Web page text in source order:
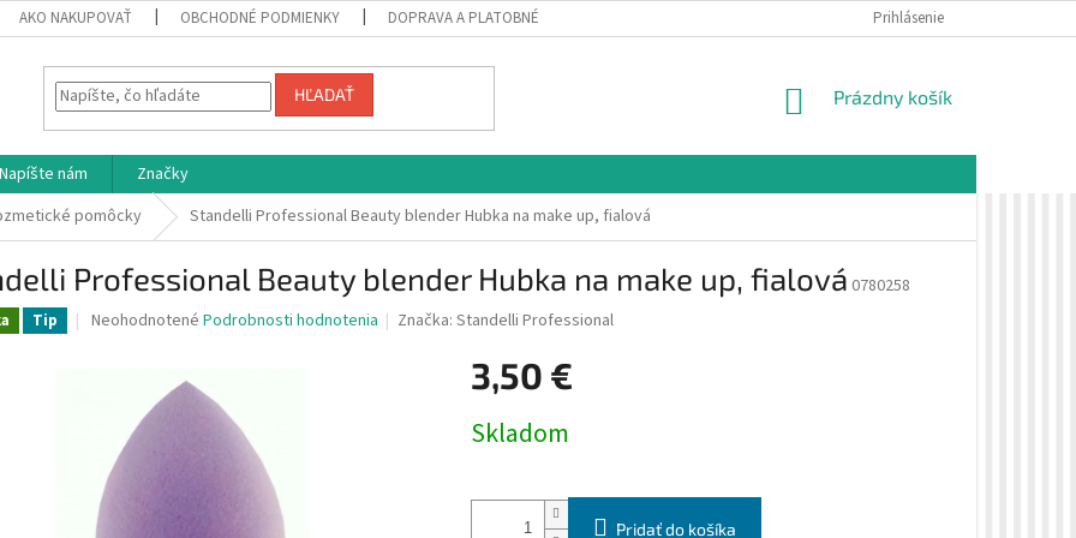
AKO NAKUPOVAŤ OBCHODNÉ PODMIENKY DOPRAVA A PLATOBNÉ PODMIENKY VZORKOVÁ PREDAJŇA
Prihlásenie
HĽADAŤ
NÁKUPNÝ
Prázdny košík
Napíšte nám
Značky
pomôcky Standelli Professional Beauty blender Hubka na make up, fialová
Professional Beauty blender Hubka na make up, fialová 0780258
Tip
Priemerné
hviezdičiek.
Neohodnotené Podrobnosti hodnotenia Značka:Standelli Professional
3,50 €
cena:
Skladom
Pridať do košíka